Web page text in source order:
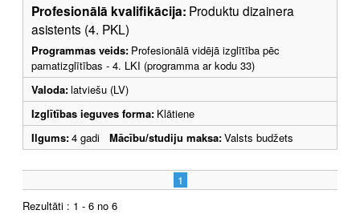
Profesionālā kvalifikācija: Produktu dizainera
asistents (4. PKL)
Programmas veids: Profesionālā vidējā izglītība pēc
pamatizglītības - 4. LKI (programma ar kodu 33)
Valoda:latviešu (LV)
Izglītības ieguves forma: Klātiene
Ilgums:4 gadi Mācību/studiju maksa:Valsts budžets
1
Rezultāti : 1 - 6 no 6